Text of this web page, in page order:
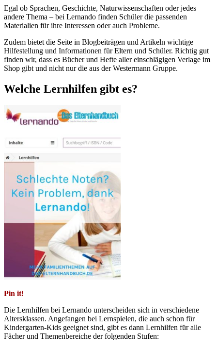
Egal ob Sprachen, Geschichte, Naturwissenschaften oder jedes
andere Thema – bei Lernando finden Schüler die passenden
Materialien für ihre Interessen oder auch Probleme.
Zudem bietet die Seite in Blogbeiträgen und Artikeln wichtige
Hilfestellung und Informationen für Eltern und Schüler. Richtig gut
finden wir, dass es Bücher und Hefte aller einschlägigen Verlage im
Shop gibt und nicht nur die aus der Westermann Gruppe.
Welche Lernhilfen gibt es?
Pin it!
Die Lernhilfen bei Lernando unterscheiden sich in verschiedene
Altersklassen. Angefangen bei Lernspielen, die auch schon für
Kindergarten-Kids geeignet sind, gibt es dann Lernhilfen für alle
Fächer und Themenbereiche der folgenden Stufen: